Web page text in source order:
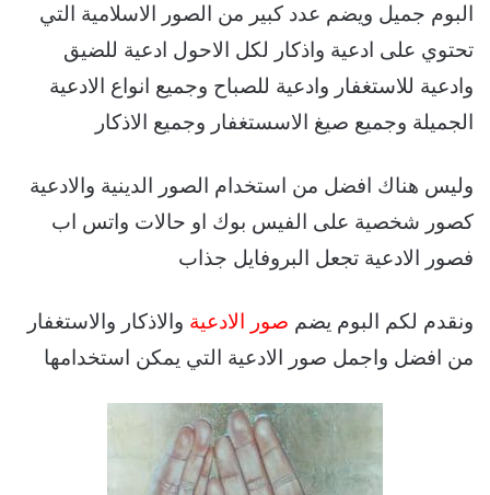
البوم جميل ويضم عدد كبير من الصور الاسلامية التي
تحتوي على ادعية واذكار لكل الاحول ادعية للضيق
وادعية للاستغفار وادعية للصباح وجميع انواع الادعية
الجميلة وجميع صيغ الاسستغفار وجميع الاذكار
وليس هناك افضل من استخدام الصور الدينية والادعية
كصور شخصية على الفيس بوك او حالات واتس اب
فصور الادعية تجعل البروفايل جذاب
ونقدم لكم البوم يضم صور الادعية والاذكار والاستغفار
من افضل واجمل صور الادعية التي يمكن استخدامها